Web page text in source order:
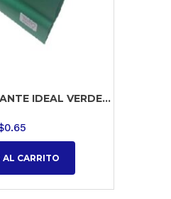
IDEAL VERDE...
0.65
AL CARRITO